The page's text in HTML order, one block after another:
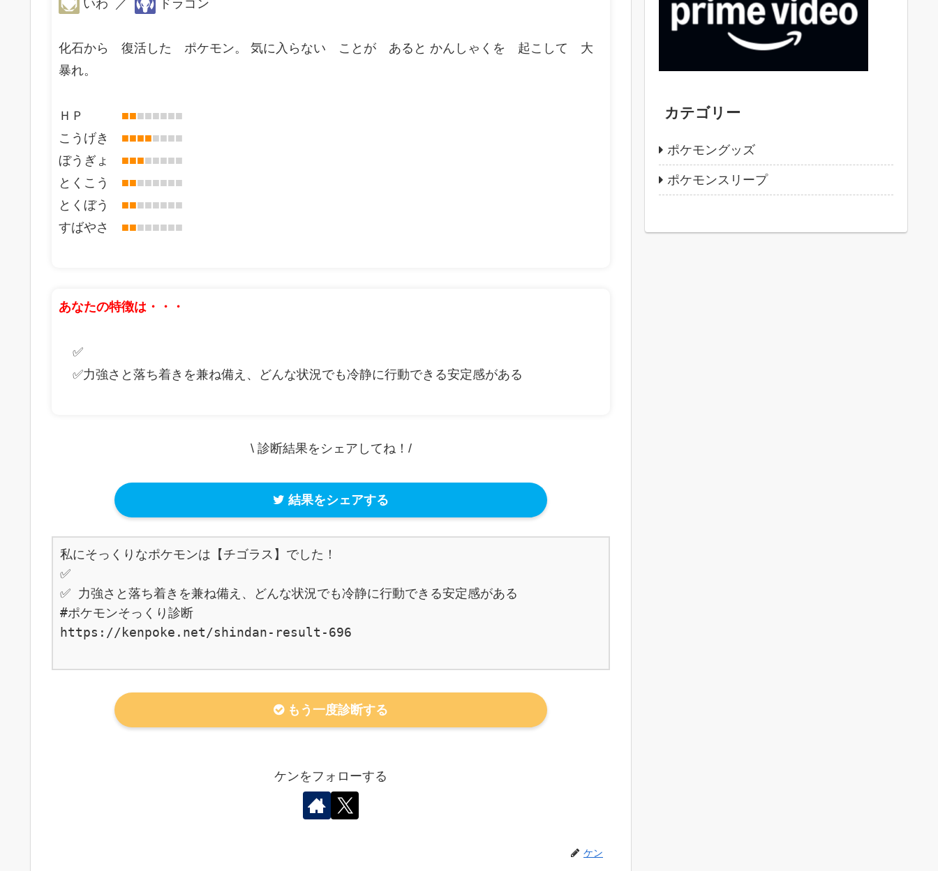
いわ ／ ドラゴン
化石から 復活した ポケモン。 気に入らない ことが あると かんしゃくを 起こして 大
暴れ。
ＨＰ ■■■■■■■■
こうげき ■■■■■■■■
ぼうぎょ ■■■■■■■■
とくこう ■■■■■■■■
とくぼう ■■■■■■■■
すばやさ ■■■■■■■■
あなたの特徴は・・・
✅
✅力強さと落ち着きを兼ね備え、どんな状況でも冷静に行動できる安定感がある
\ 診断結果をシェアしてね！/
結果をシェアする
私にそっくりなポケモンは【チゴラス】でした！
✅
✅ 力強さと落ち着きを兼ね備え、どんな状況でも冷静に行動できる安定感がある
#ポケモンそっくり診断
https://kenpoke.net/shindan-result-696
もう一度診断する
ケンをフォローする
ケン
カテゴリー
ポケモングッズ
ポケモンスリープ